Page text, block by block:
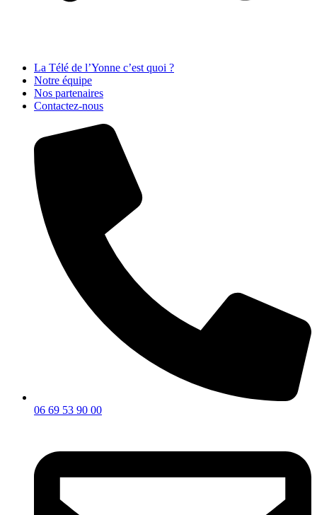
La Télé de l’Yonne c’est quoi ?
Notre équipe
Nos partenaires
Contactez-nous
06 69 53 90 00